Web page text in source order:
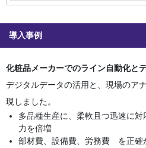
導入事例
化粧品メーカーでのライン自動化と
デジタルデータの活用と、現場のア
現しました。
多品種生産に、柔軟且つ迅速に
力を倍増
部材費、設備費、労務費 を正確